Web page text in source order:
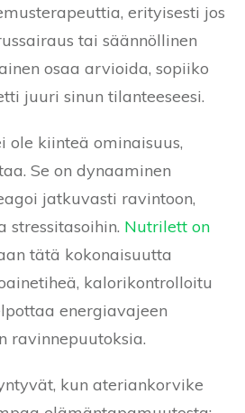
erityisesti jos
tai säännöllinen
osaa arvioida, sopiiko
juuri sinun tilanteeseesi.
ole kiinteä ominaisuus,
Se on dynaaminen
jatkuvasti ravintoon,
stressitasoihin. Nutrilett on
tätä kokonaisuutta
kalorikontrolloitu
energiavajeen
ravinnepuutoksia.
kun ateriankorvike